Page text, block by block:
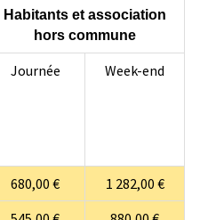
Habitants et association
hors commune
Journée Week-end
680,00 €
1 282,00 €